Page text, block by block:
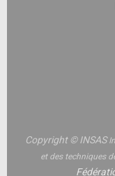
Copyright © INSAS
et des techniques